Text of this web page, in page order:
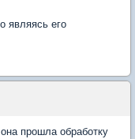
являясь его
прошла обработку